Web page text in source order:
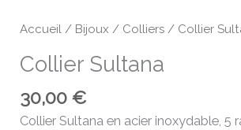
Accueil / Bijoux / Colliers / Collier
Collier Sultana
30,00€
Collier Sultana en acier inoxydable, 5